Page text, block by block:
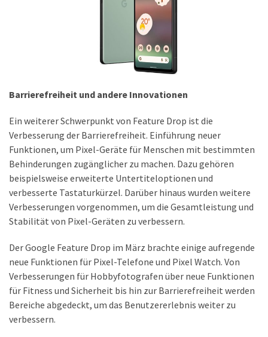
DSL
Tablets
Multimedia
(34)
Smartwatches
(13)
Handytarif
(38)
Angebote
(19)
Handytarif-
Barrierefreiheit und andere Innovationen
Ein weiterer Schwerpunkt von Feature Drop ist die
Verbesserung der Barrierefreiheit. Einführung neuer
Funktionen, um Pixel-Geräte für Menschen mit bestimmten
Behinderungen zugänglicher zu machen. Dazu gehören
beispielsweise erweiterte Untertiteloptionen und
verbesserte Tastaturkürzel. Darüber hinaus wurden weitere
Verbesserungen vorgenommen, um die Gesamtleistung und
Stabilität von Pixel-Geräten zu verbessern.
Der Google Feature Drop im März brachte einige aufregende
neue Funktionen für Pixel-Telefone und Pixel Watch. Von
Verbesserungen für Hobbyfotografen über neue Funktionen
für Fitness und Sicherheit bis hin zur Barrierefreiheit werden
Bereiche abgedeckt, um das Benutzererlebnis weiter zu
verbessern.